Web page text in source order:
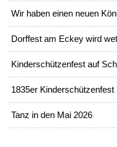
Wir haben einen neuen
Dorffest am Eckey wird
Kinderschützenfest auf
1835er Kinderschützenfest
Tanz in den Mai 2026